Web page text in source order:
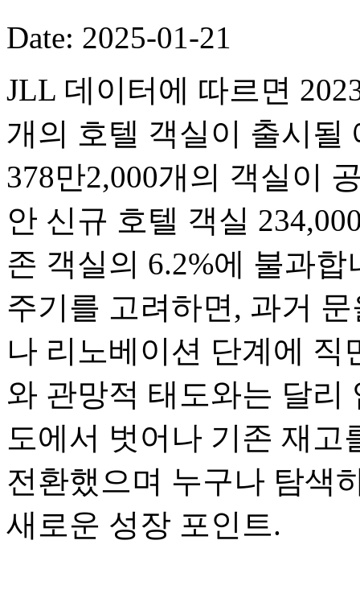
Date: 2025-01-21
JLL 데이터에 따르면
개의 호텔 객실이 출시될
378만2,000개의 객실이
안 신규 호텔 객실
존 객실의 6.2%에 불과
주기를 고려하면, 과거
나 리노베이션 단계에 직
와 관망적 태도와는 달리
도에서 벗어나 기존 재
전환했으며 누구나 탐색
새로운 성장 포인트.